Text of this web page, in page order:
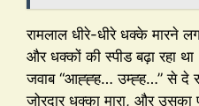
रामलाल धीरे-धीरे धक्के मारने
और धक्कों की स्पीड बढ़ा रहा
जवाब “आह्ह्ह… उम्ह्ह…” से दे
जोरदार धक्का मारा, और